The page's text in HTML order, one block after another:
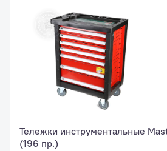
Тележки инструментальные
(196 пр.)